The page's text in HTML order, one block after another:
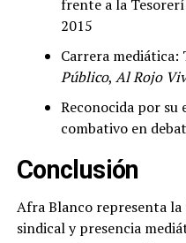
frente a la
2015
Carrera mediática:
Público, Al Rojo
Reconocida por
combativo en
Conclusión
Afra Blanco representa
sindical y presencia